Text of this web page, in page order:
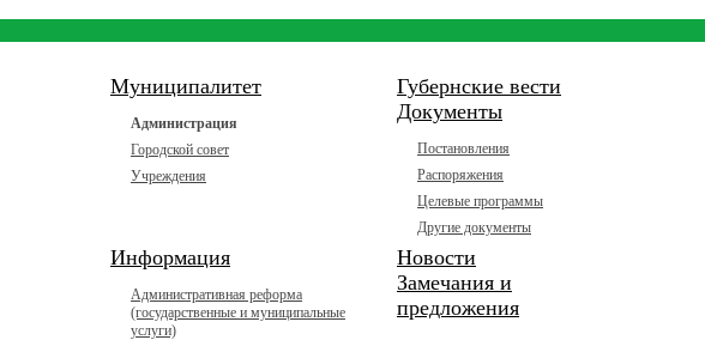
Муниципалитет
Администрация
Городской совет
Учреждения
Губернские вести
Документы
Постановления
Распоряжения
Целевые программы
Другие документы
Информация
Административная реформа
(государственные и муниципальные
услуги)
Новости
Замечания и
предложения